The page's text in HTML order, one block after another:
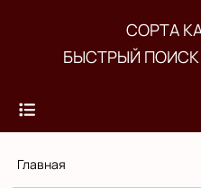
основному
СОРТА
БЫСТРЫЙ
Строка
Главная